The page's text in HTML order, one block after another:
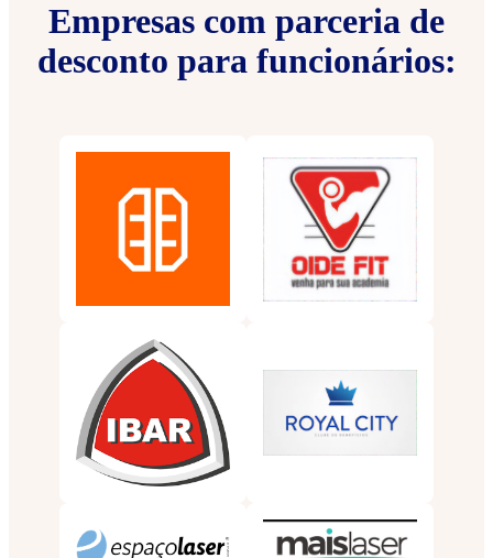
Empresas com parceria de
desconto para funcionários: